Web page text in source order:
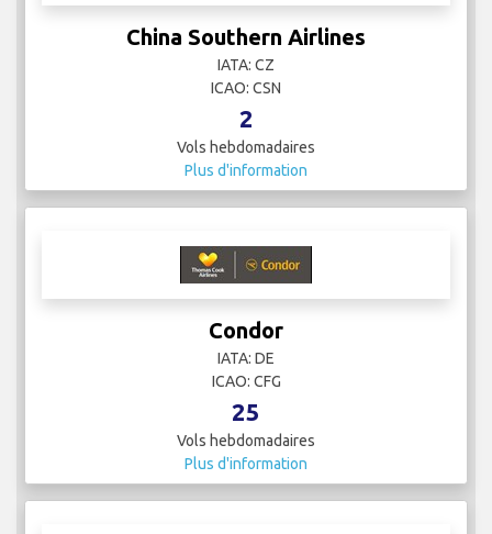
China Southern Airlines
IATA: CZ
ICAO: CSN
2
Vols hebdomadaires
Plus d'information
Condor
IATA: DE
ICAO: CFG
25
Vols hebdomadaires
Plus d'information